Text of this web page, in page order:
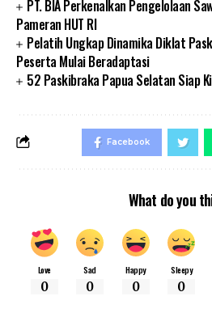
PT. BIA Perkenalkan Pengelolaan
Pameran HUT RI
Pelatih Ungkap Dinamika Diklat
Peserta Mulai Beradaptasi
52 Paskibraka Papua Selatan Siap
Facebook
What do you
Love
0
Sad
0
Happy
0
Sleepy
0